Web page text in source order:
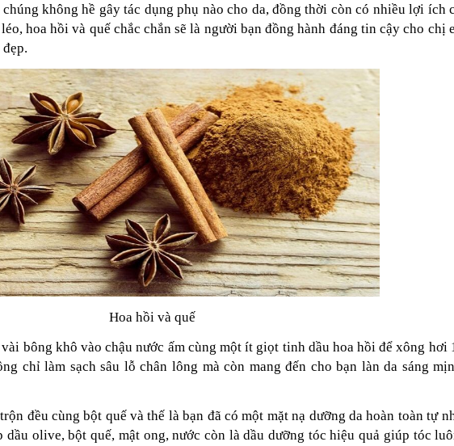
không hề gây tác dụng phụ nào cho da, đồng thời còn có nhiều lợi ích
hoa hồi và quế chắc chắn sẽ là người bạn đồng hành đáng tin cậy cho chị
Hoa hồi và quế
bông khô vào chậu nước ấm cùng một ít giọt tinh dầu hoa hồi để xông hơi
chỉ làm sạch sâu lỗ chân lông mà còn mang đến cho bạn làn da sáng
đều cùng bột quế và thế là bạn đã có một mặt nạ dưỡng da hoàn toàn tự
dầu olive, bột quế, mật ong, nước còn là dầu dưỡng tóc hiệu quả giúp tóc